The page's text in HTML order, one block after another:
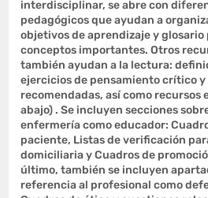
interdisciplinar, se abre con
pedagógicos que ayudan a
objetivos de aprendizaje y
conceptos importantes. Otros
también ayudan a la lectura:
ejercicios de pensamiento crítico
recomendadas, así como recursos
abajo) . Se incluyen secciones
enfermería como educador:
paciente, Listas de verificación
domiciliaria y Cuadros de
último, también se incluyen
referencia al profesional como